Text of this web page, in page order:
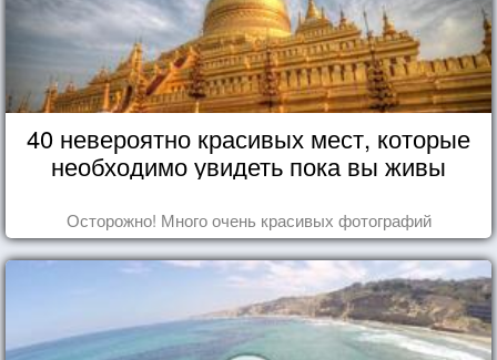
40 невероятно красивых мест, которые
необходимо увидеть пока вы живы
Осторожно! Много очень красивых фотографий